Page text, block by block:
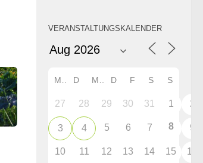
VERANSTALTUNGSKALENDER
D D F S S
27 28 29 30 31 1 2
3 4 5 6 7 8 9
10 11 12 13 14 15 16